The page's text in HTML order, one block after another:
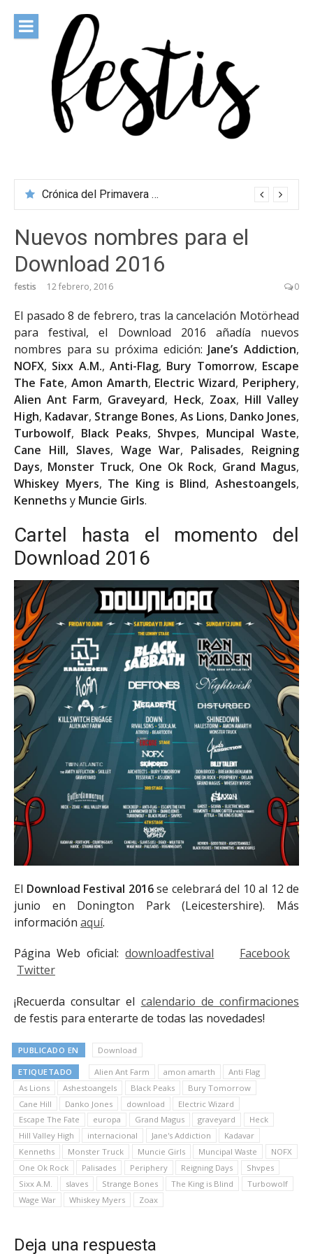
contenido
Crónica del Primavera Sound Porto 2026
Nuevos nombres para el
Download 2016
festis 12 febrero, 2016 0
El pasado 8 de febrero, tras la cancelación Motörhead
para festival, el Download 2016 añadía nuevos
nombres para su próxima edición: Jane’s Addiction,
NOFX, Sixx A.M.,Anti-Flag, Bury Tomorrow, Escape
The Fate, Amon Amarth, Electric Wizard, Periphery,
Alien Ant Farm, Graveyard, Heck, Zoax, Hill Valley
High, Kadavar, Strange Bones, As Lions, Danko Jones,
Turbowolf, Black Peaks, Shvpes, Muncipal Waste,
Cane Hill, Slaves, Wage War, Palisades, Reigning
Days, Monster Truck, One Ok Rock, Grand Magus,
Whiskey Myers, The King is Blind,Ashestoangels,
Kenneths y Muncie Girls.
Cartel hasta el momento del
Download 2016
El Download Festival 2016se celebrará del 10 al 12 de
junio en Donington Park (Leicestershire). Más
información aquí.
Página Web oficial:downloadfestival
Facebook
Twitter
¡Recuerda consultar el calendario de confirmaciones
de festis para enterarte de todas las novedades!
PUBLICADO EN Download
ETIQUETADO Alien Ant Farm amon amarth
Anti Flag
As Lions
Ashestoangels Black Peaks
Bury Tomorrow
Cane Hill
Danko Jones download
Electric Wizard
Escape The Fate
europa Grand Magus graveyard
Heck
Hill Valley High
internacional Jane's Addiction
Kadavar
Kenneths
Monster Truck Muncie Girls Muncipal Waste
NOFX
One Ok Rock
Palisades Periphery Reigning Days
Shvpes
Sixx A.M.
slaves Strange Bones The King is Blind
Turbowolf
Wage War
Whiskey Myers Zoax
Deja una respuesta